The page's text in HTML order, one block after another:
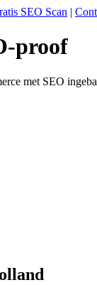
SEO Scan |
proof
met SEO